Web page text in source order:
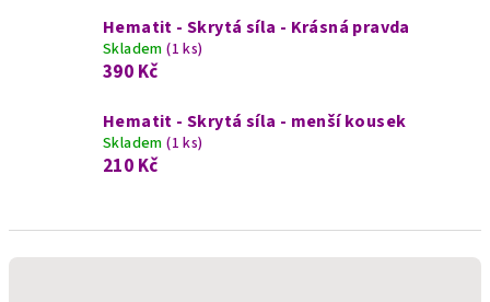
Hematit - Skrytá síla - Krásná pravda
Skladem(1 ks)
390 Kč
Hematit - Skrytá síla - menší kousek
Skladem(1 ks)
210 Kč